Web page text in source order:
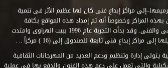
مراكز إبداع فنى كان لها عظيم الأثر فى تنمية
المراكز وخصوصاً أنه تم إمداد هذه المواقع بكافة
المتطلبات التى تكفل لها أداء دورها الثقافى والفنى. وقد بدأت التجربة عام 1996 ببيت الهراوى وامتدت
مراكز إبداع فنى تابعة للصندوق إلى (16 ) مركزاً .. .
يتولى إدارة وتنظيم ودعم العديد من المهرجانات الثقافية
والتى تعمل على دعم هذه الفنون والدفع بها فى عملية